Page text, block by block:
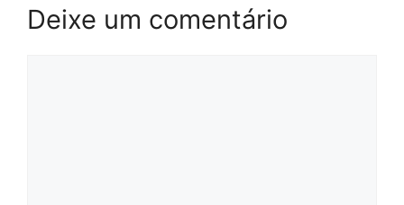
Deixe um comentário